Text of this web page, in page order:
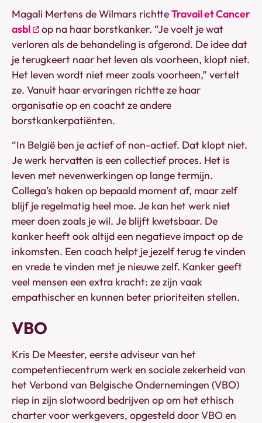
Magali Mertens de Wilmars richtteTravail et Cancer
asbl
op na haar borstkanker. “Je voelt je wat
verloren als de behandeling is afgerond. De idee dat
je terugkeert naar het leven als voorheen, klopt niet.
Het leven wordt niet meer zoals voorheen,” vertelt
ze. Vanuit haar ervaringen richtte ze haar
organisatie op en coacht ze andere
borstkankerpatiënten.
“In België ben je actief of non-actief. Dat klopt niet.
Je werk hervatten is een collectief proces. Het is
leven met nevenwerkingen op lange termijn.
Collega’s haken op bepaald moment af, maar zelf
blijf je regelmatig heel moe. Je kan het werk niet
meer doen zoals je wil. Je blijft kwetsbaar. De
kanker heeft ook altijd een negatieve impact op de
inkomsten. Een coach helpt je jezelf terug te vinden
en vrede te vinden met je nieuwe zelf. Kanker geeft
veel mensen een extra kracht: ze zijn vaak
empathischer en kunnen beter prioriteiten stellen.
VBO
Kris De Meester, eerste adviseur van het
competentiecentrum werk en sociale zekerheid van
het Verbond van Belgische Ondernemingen (VBO)
riep in zijn slotwoord bedrijven op om het ethisch
charter voor werkgevers, opgesteld door VBO en